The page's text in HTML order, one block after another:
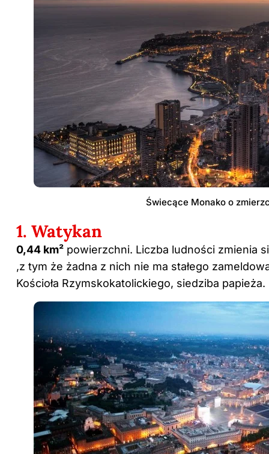
Świecące Monako o
1. Watykan
0,44 km² powierzchni. Liczba ludności zmienia
,z tym że żadna z nich nie ma stałego
Kościoła Rzymskokatolickiego, siedziba papieża.